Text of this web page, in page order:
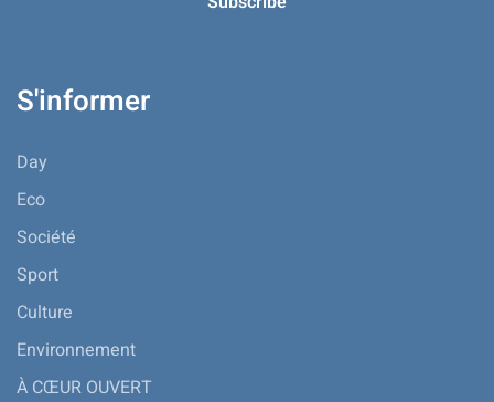
S'informer
Day
Eco
Société
Sport
Culture
Environnement
À CŒUR OUVERT